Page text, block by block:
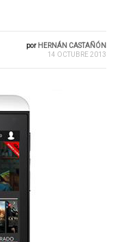
por HERNÁN CASTAÑÓN
14 OCTUBRE 2013